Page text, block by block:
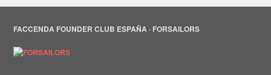
FACCENDA FOUNDER CLUB ESPAÑA · FORSAILORS